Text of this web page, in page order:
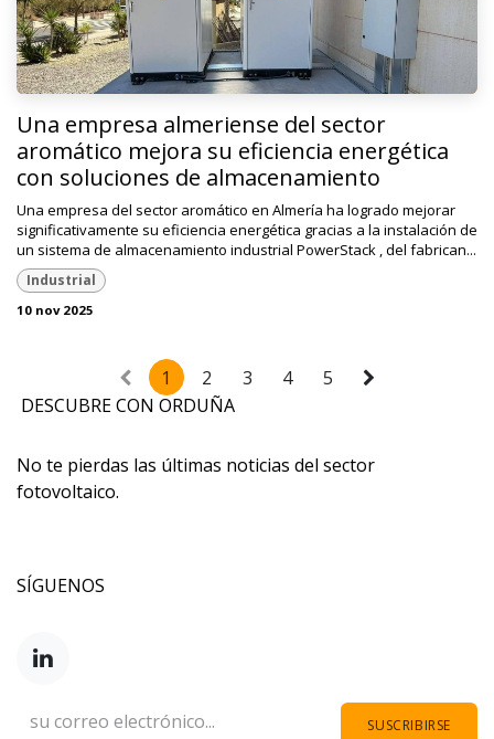
Una empresa almeriense del sector
aromático mejora su eficiencia energética
con soluciones de almacenamiento
Una empresa del sector aromático en Almería ha logrado mejorar
significativamente su eficiencia energética gracias a la instalación de
un sistema de almacenamiento industrial PowerStack , del fabrican...
Industrial
10 nov 2025
1 2 3 4
5
DESCUBRE CON ORDUÑA
No te pierdas las últimas noticias del sector
fotovoltaico.
SÍGUENOS
SUSCRIBIRSE